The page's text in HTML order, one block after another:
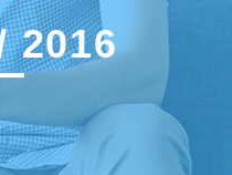
025-210-1200
〒960-8252
福島県福島市御山字一本松17-1-
1
2016